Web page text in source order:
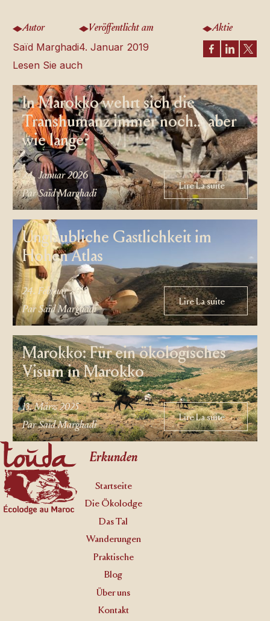
Autor
Saïd Marghadi
Veröffentlicht am
4. Januar 2019
Aktie
Lesen Sie auch
In Marokko wehrt sich die
Transhumanz immer noch... aber
wie lange?
24. Januar 2026
Par Saïd Marghadi
Lire La suite
Lire La suite
Unglaubliche Gastlichkeit im
Hohen Atlas
24. Februar 2018
Par Saïd Marghadi
Lire La suite
Lire La suite
Marokko: Für ein ökologisches
Visum in Marokko
13. März 2025
Par Saïd Marghadi
Lire La suite
Lire La suite
Footer
Erkunden
Startseite
Die Ökolodge
Das Tal
Wanderungen
Praktische
Blog
Über uns
Kontakt